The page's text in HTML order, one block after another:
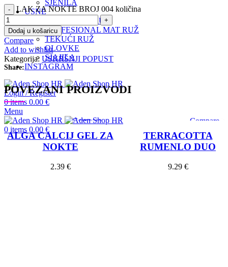
SJENILA
USNE
HIDRANTNI RUŽ
PROFESIONAL MAT RUŽ
TEKUĆI RUŽ
OLOVKE
SJAJILA
INSTAGRAM
Login / Register
0items 0.00 €
Menu
0 items 0.00 €
LAK ZA NOKTE BROJ 004 količina
Dodaj u košaricu
Compare
Add to wishlist
Kategorija: USKRŠNJI POPUST
Share:
POVEZANI PROIZVODI
Compare
Add to wishlist
ALGA CALCIJ GEL ZA
NOKTE
2.39 €
Compare
Add to
TERRACOTTA
RUMENLO DUO
9.29 €